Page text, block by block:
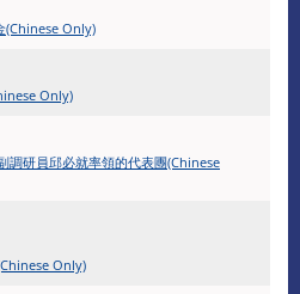
(Chinese Only)
Only)
調研員邱必就率領的代表團(Chinese
Only)